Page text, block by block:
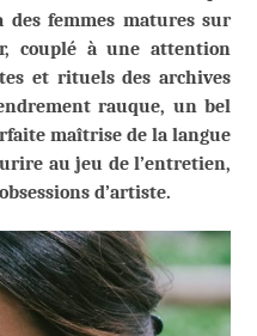
des femmes matures sur
couplé à une attention
et rituels des archives
rauque, un bel
maîtrise de la langue
au jeu de l’entretien,
d’artiste.